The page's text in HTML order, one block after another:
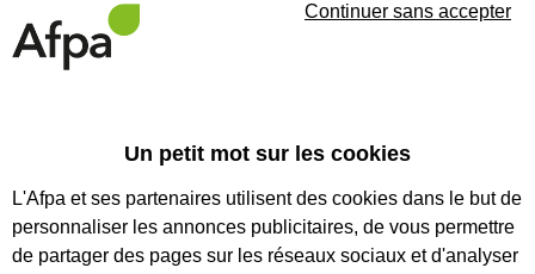
questions
CODES
SECRÉTARIAT DE MAIRIE
Un petit mot sur les cookies
L'Afpa et ses partenaires utilisent des cookies dans le but de
personnaliser les annonces publicitaires, de vous permettre
de partager des pages sur les réseaux sociaux et d'analyser
Continuer sans accepter